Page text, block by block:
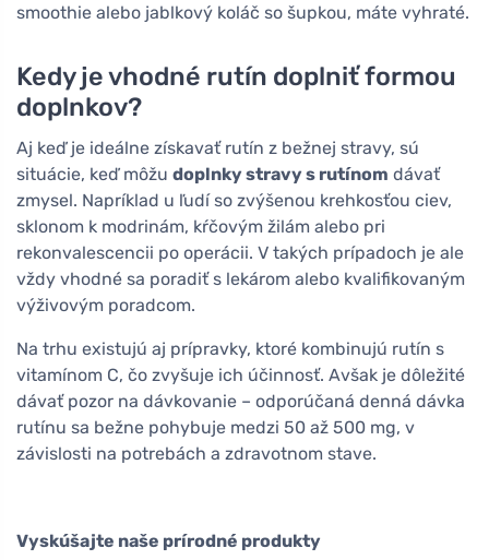
smoothie alebo jablkový koláč so šupkou, máte vyhraté.
Kedy je vhodné rutín doplniť formou
doplnkov?
Aj keď je ideálne získavať rutín z bežnej stravy, sú
situácie, keď môžu doplnky stravy s rutínom dávať
zmysel. Napríklad u ľudí so zvýšenou krehkosťou ciev,
sklonom k modrinám, kŕčovým žilám alebo pri
rekonvalescencii po operácii. V takých prípadoch je ale
vždy vhodné sa poradiť s lekárom alebo kvalifikovaným
výživovým poradcom.
Na trhu existujú aj prípravky, ktoré kombinujú rutín s
vitamínom C, čo zvyšuje ich účinnosť. Avšak je dôležité
dávať pozor na dávkovanie – odporúčaná denná dávka
rutínu sa bežne pohybuje medzi 50 až 500 mg, v
závislosti na potrebách a zdravotnom stave.
Vyskúšajte naše prírodné produkty